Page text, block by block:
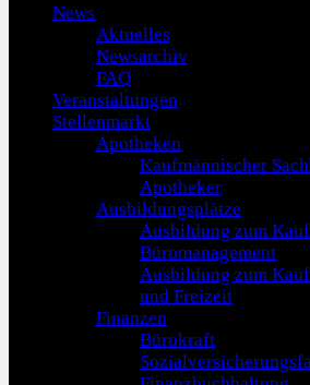
News
Aktuelles
Newsarchiv
FAQ
Veranstaltungen
Stellenmarkt
Apotheken
Kaufmännischer
Apotheker
Ausbildungsplätze
Ausbildung zum
Büromanagement
Ausbildung zum
und Freizeit
Finanzen
Bürokraft